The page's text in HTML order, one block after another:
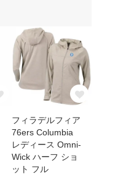
フィラデルフィア
76ers Columbia
レディース Omni-
Wick ハーフ ショ
ット フル